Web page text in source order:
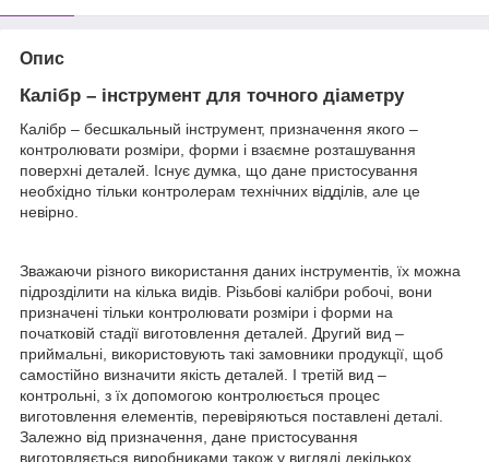
Опис
Калібр – інструмент для точного діаметру
Калібр – бесшкальный інструмент, призначення якого –
контролювати розміри, форми і взаємне розташування
поверхні деталей. Існує думка, що дане пристосування
необхідно тільки контролерам технічних відділів, але це
невірно.
Зважаючи різного використання даних інструментів, їх можна
підрозділити на кілька видів. Різьбові калібри робочі, вони
призначені тільки контролювати розміри і форми на
початковій стадії виготовлення деталей. Другий вид –
приймальні, використовують такі замовники продукції, щоб
самостійно визначити якість деталей. І третій вид –
контрольні, з їх допомогою контролюється процес
виготовлення елементів, перевіряються поставлені деталі.
Залежно від призначення, дане пристосування
виготовляється виробниками також у вигляді декількох